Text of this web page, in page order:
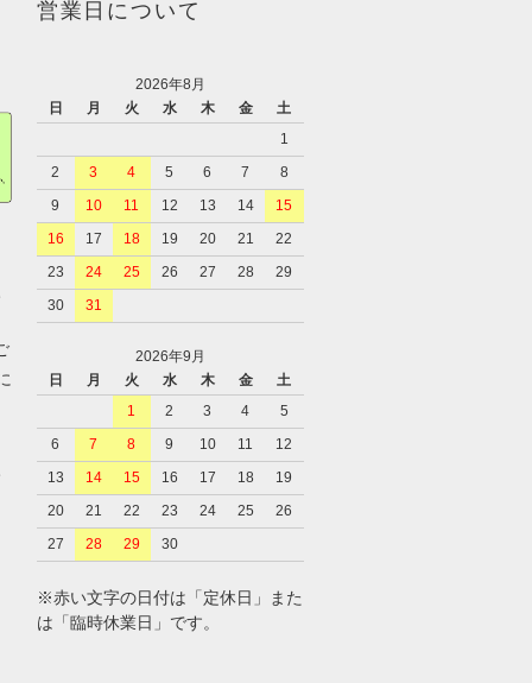
営業日について
2026年8月
日
月 火 水 木 金
土
1
2
3 4 5 6 7
8
9
10 11 12 13 14
15
16
17 18 19 20 21
22
23
24 25 26 27 28
29
30
31
2026年9月
日
月 火 水 木 金
土
1
2 3 4
5
6
7 8 9 10 11
12
13
14 15 16 17 18
19
20
21 22 23 24 25
26
27
28 29 30
※赤い文字の日付は「定休日」また
は「臨時休業日」です。